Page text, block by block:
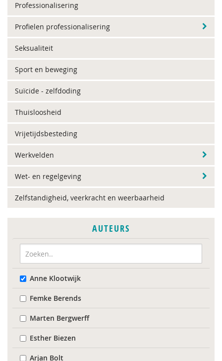
Professionalisering
Profielen professionalisering
Seksualiteit
Sport en beweging
Suïcide - zelfdoding
Thuisloosheid
Vrijetijdsbesteding
Werkvelden
Wet- en regelgeving
Zelfstandigheid, veerkracht en weerbaarheid
AUTEURS
Anne Klootwijk
Femke Berends
Marten Bergwerff
Esther Biezen
Arjan Bolt